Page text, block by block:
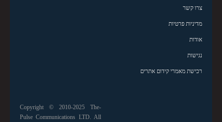
צרו קשר
מדיניות פרטיות
אודות
נגישות
רכישת מאמרי קידום אתרים
Copyright © 2010-2025 The-
Pulse Communications LTD. All